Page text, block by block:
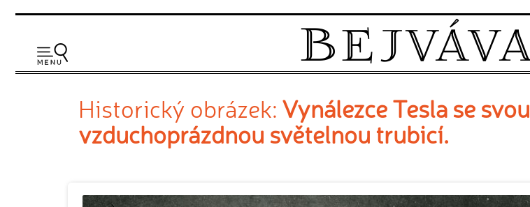
Historický obrázek:Vynálezce Tesla se svou
vzduchoprázdnou světelnou trubicí.